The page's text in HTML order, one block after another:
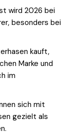
wird 2026 bei
besonders bei
kauft,
Marke und
im
sich mit
gezielt als